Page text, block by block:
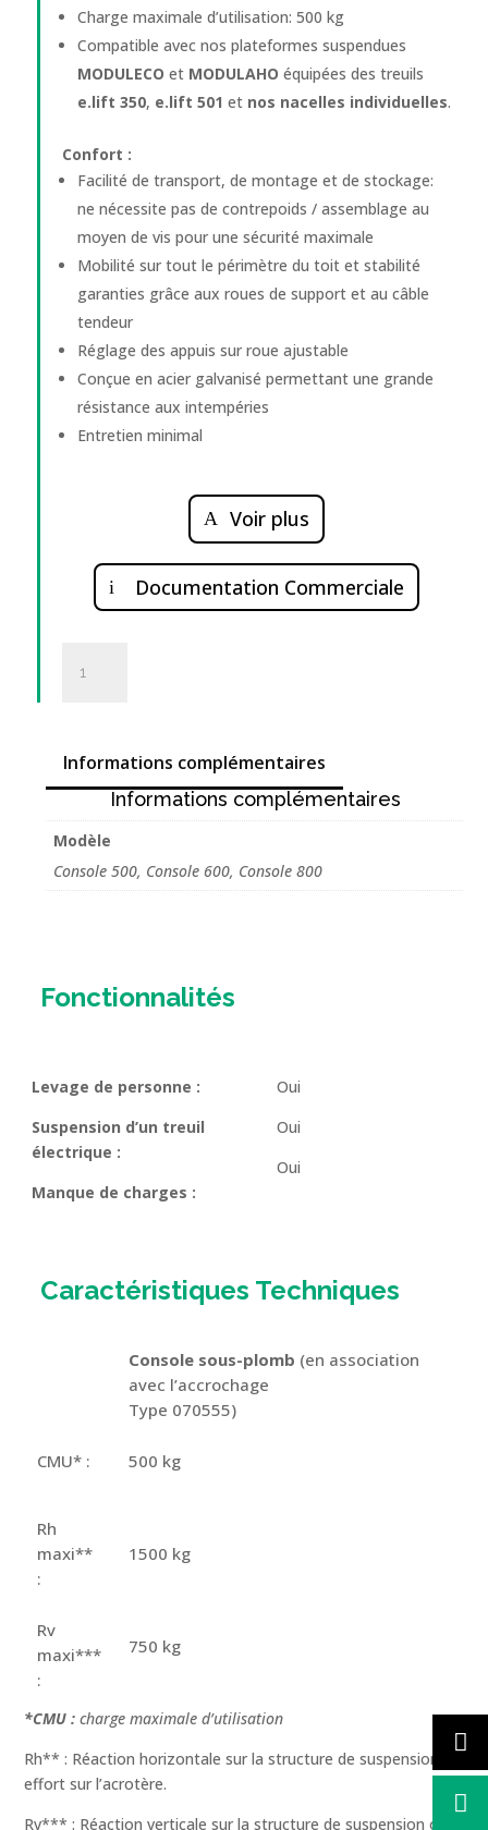
Charge maximale d’utilisation: 500 kg
Compatible avec nos plateformes suspendues
MODULECO et MODULAHO équipées des treuils
e.lift 350, e.lift 501 et nos nacelles individuelles.
Confort :
Facilité de transport, de montage et de stockage:
ne nécessite pas de contrepoids / assemblage au
moyen de vis pour une sécurité maximale
Mobilité sur tout le périmètre du toit et stabilité
garanties grâce aux roues de support et au câble
tendeur
Réglage des appuis sur roue ajustable
Conçue en acier galvanisé permettant une grande
résistance aux intempéries
Entretien minimal
Voir plus
Documentation Commerciale
de
plomb
Informations complémentaires
Informations complémentaires
Modèle
Console 500, Console 600, Console 800
Fonctionnalités
Levage de personne :
Suspension d’un treuil
électrique :
Manque de charges :
Oui
Oui
Oui
Caractéristiques Techniques
Console sous-plomb (en association
avec l’accrochage
Type 070555)
CMU* : 500 kg
Rh
maxi**
:
1500 kg
Rv
maxi***
:
750 kg
*CMU : charge maximale d’utilisation
Rh** : Réaction horizontale sur la structure de suspension ou
effort sur l’acrotère.
Rv*** : Réaction verticale sur la structure de suspension ou